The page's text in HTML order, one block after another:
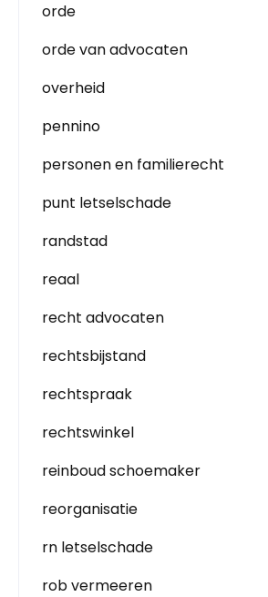
orde
orde van advocaten
overheid
pennino
personen en familierecht
punt letselschade
randstad
reaal
recht advocaten
rechtsbijstand
rechtspraak
rechtswinkel
reinboud schoemaker
reorganisatie
rn letselschade
rob vermeeren